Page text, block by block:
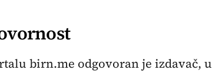
birn.me odgovoran je izdavač, u